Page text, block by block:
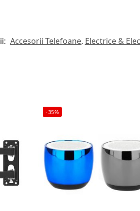
Accesorii Telefoane, Electrice &
-35%